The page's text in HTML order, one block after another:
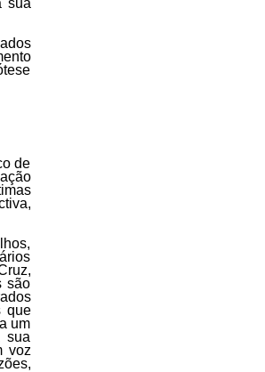
sua
de
são
que
um
sua
voz